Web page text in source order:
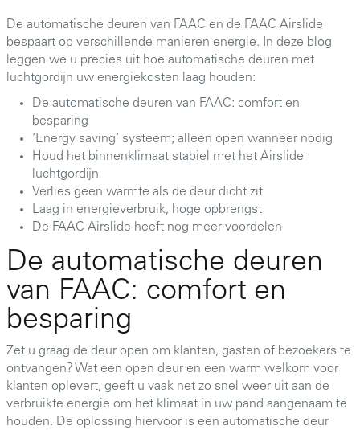
De automatische deuren van FAAC en de FAAC Airslide
bespaart op verschillende manieren energie. In deze blog
leggen we u precies uit hoe automatische deuren met
luchtgordijn uw energiekosten laag houden:
De automatische deuren van FAAC: comfort en
besparing
‘Energy saving’ systeem; alleen open wanneer nodig
Houd het binnenklimaat stabiel met het Airslide
luchtgordijn
Verlies geen warmte als de deur dicht zit
Laag in energieverbruik, hoge opbrengst
De FAAC Airslide heeft nog meer voordelen
De automatische deuren
van FAAC: comfort en
besparing
Zet u graag de deur open om klanten, gasten of bezoekers te
ontvangen? Wat een open deur en een warm welkom voor
klanten oplevert, geeft u vaak net zo snel weer uit aan de
verbruikte energie om het klimaat in uw pand aangenaam te
houden. De oplossing hiervoor is een automatische deur